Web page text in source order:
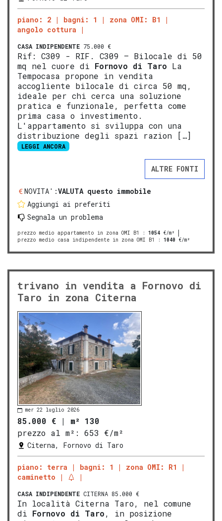
piano: 2 bagni: 1
zona OMI: B1
angolo cottura
CASA INDIPENDENTE 75.000 €
Rif: C309 - RIF. C309 – Bilocale di 50
mq nel cuore di Fornovo di Taro La
Tempocasa propone in vendita
accogliente bilocale di circa 50 mq,
ideale per chi cerca una soluzione
pratica e funzionale, perfetta come
prima casa o investimento.
L'appartamento si sviluppa con una
distribuzione degli spazi razion […]
LEGGI ANCORA
ALTRE FONTI
NOVITA':VALUTA questo immobile
Aggiungi ai preferiti
Segnala un problema
prezzo medio appartamento in zona OMI B1 : 1054 €/m²
prezzo medio casa indipendente in zona OMI B1
: 1040 €/m²
trivano in vendita a Fornovo di
Taro in zona Citerna
mer 22 luglio 2026
85.000 € | m² 130
prezzo al m²:
653 €/m²
Citerna, Fornovo di Taro
piano: terra bagni: 1
zona OMI: R1
caminetto
CASA INDIPENDENTE CITERNA 85.000 €
In località Citerna Taro, nel comune
di Fornovo di Taro, in posizione